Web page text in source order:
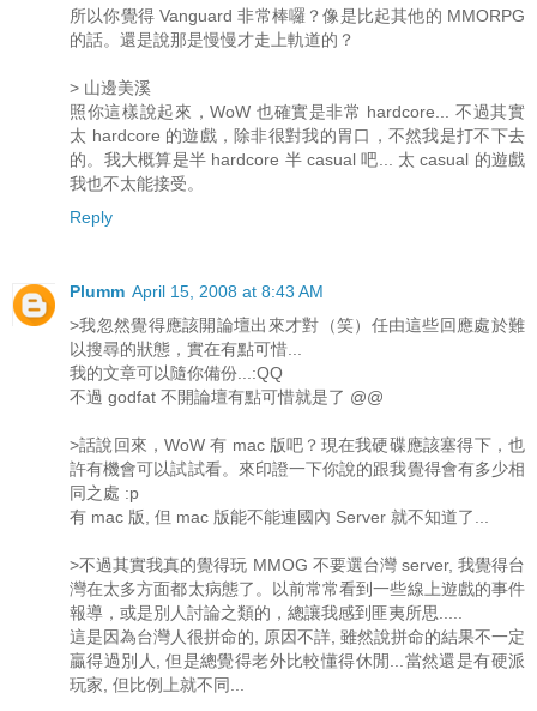
所以你覺得 Vanguard 非常棒囉？像是比起其他的 MMORPG
的話。還是說那是慢慢才走上軌道的？
> 山邊美溪
照你這樣說起來，WoW 也確實是非常 hardcore... 不過其實
太 hardcore 的遊戲，除非很對我的胃口，不然我是打不下去
的。我大概算是半 hardcore 半 casual 吧... 太 casual 的遊戲
我也不太能接受。
Reply
Plumm April 15, 2008 at 8:43 AM
>我忽然覺得應該開論壇出來才對（笑）任由這些回應處於難
以搜尋的狀態，實在有點可惜...
我的文章可以隨你備份...:QQ
不過 godfat 不開論壇有點可惜就是了 @@
>話說回來，WoW 有 mac 版吧？現在我硬碟應該塞得下，也
許有機會可以試試看。來印證一下你說的跟我覺得會有多少相
同之處 :p
有 mac 版, 但 mac 版能不能連國內 Server 就不知道了...
>不過其實我真的覺得玩 MMOG 不要選台灣 server, 我覺得台
灣在太多方面都太病態了。以前常常看到一些線上遊戲的事件
報導，或是別人討論之類的，總讓我感到匪夷所思.....
這是因為台灣人很拼命的, 原因不詳, 雖然說拼命的結果不一定
贏得過別人, 但是總覺得老外比較懂得休閒...當然還是有硬派
玩家, 但比例上就不同...